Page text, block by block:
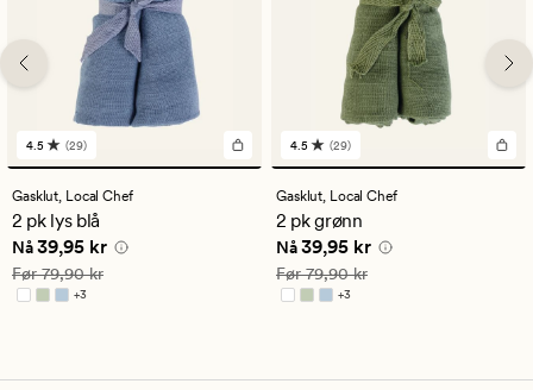
29
anmeldelser
med
en
gjennomsnittlig
vurdering
på
4.5
4.5 (29)
Gasklut, Local Chef
2 pk lys blå
Nåværende pris
Nå39,95 kr
Vanlig pris 79,90 kr
Før79,90 kr
+3
Tilgjengelig i flere farger
29
anmeldelser
med
en
gjennomsnittlig
vurdering
på
4.5
4.5 (29)
Gasklut, Local Chef
2 pk grønn
Nåværende pris
Nå39,95 kr
Vanlig pris 79,90 kr
Før79,90 kr
+3
Tilgjengelig i flere farger